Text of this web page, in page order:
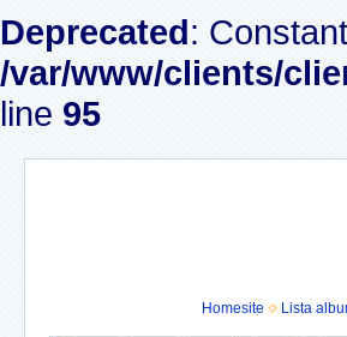
Deprecated:
/var/www/clients/
line 95
Homesite
Lista